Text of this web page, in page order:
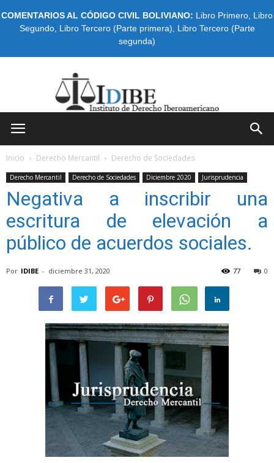
COMENTARIOS AL CÓDIGO CIVIL BOLIVIANO: Libro Primero Libro
Segundo, Libro Tercero (Parte primera)
Libro Tercero (Parte
segunda)
Inicio Derecho Mercantil Derecho de Sociedades
Derecho Mercantil Derecho de Sociedades Diciembre 2020 Jurisprudencia
Negativa a inscribir una
escritura de elevación a
público de acuerdos sociales.
Por IDIBE - diciembre 31, 2020 0
77